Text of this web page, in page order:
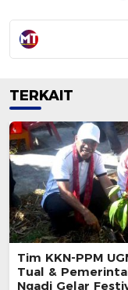
TERKAIT
Tim KKN-PPM
Tual &
Ngadi Gelar